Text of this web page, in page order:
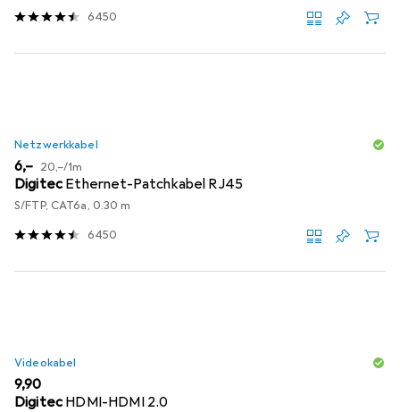
6450
Netzwerkkabel
EUR
6,– EUR
20,–/1m
DigitecEthernet-Patchkabel RJ45
S/FTP, CAT6a, 0.30 m
6450
Videokabel
EUR
9,90
DigitecHDMI-HDMI 2.0